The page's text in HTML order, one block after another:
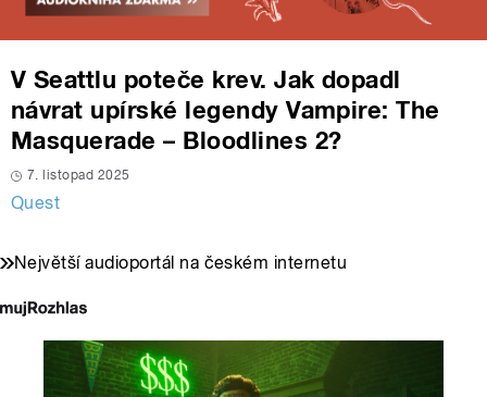
V Seattlu poteče krev. Jak dopadl
návrat upírské legendy Vampire: The
Masquerade – Bloodlines 2?
7. listopad 2025
Quest
Největší audioportál na českém internetu